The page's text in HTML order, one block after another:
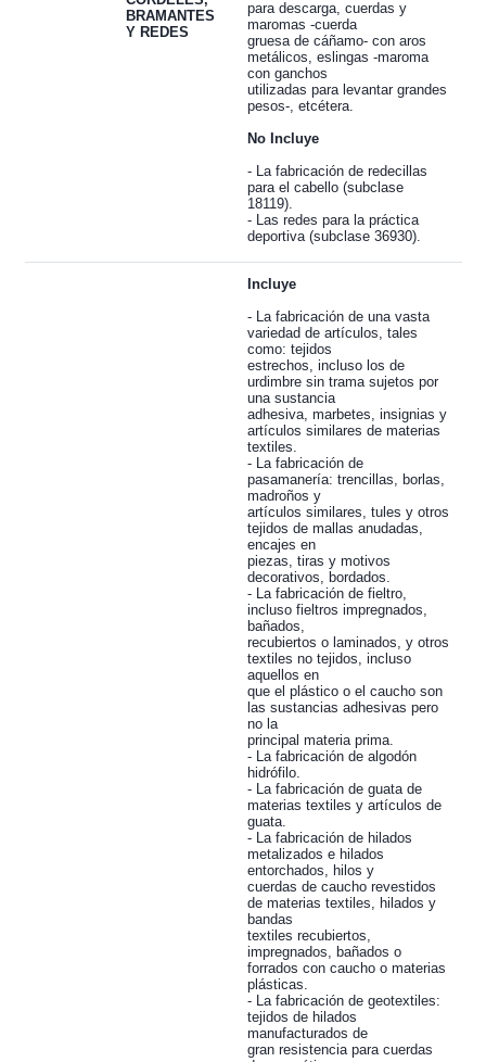
BRAMANTES
Y REDES
para descarga, cuerdas y
maromas -cuerda
gruesa de cáñamo- con aros
metálicos, eslingas -maroma
con ganchos
utilizadas para levantar grandes
pesos-, etcétera.
No Incluye
- La fabricación de redecillas
para el cabello (subclase
18119).
- Las redes para la práctica
deportiva (subclase 36930).
Incluye
- La fabricación de una vasta
variedad de artículos, tales
como: tejidos
estrechos, incluso los de
urdimbre sin trama sujetos por
una sustancia
adhesiva, marbetes, insignias y
artículos similares de materias
textiles.
- La fabricación de
pasamanería: trencillas, borlas,
madroños y
artículos similares, tules y otros
tejidos de mallas anudadas,
encajes en
piezas, tiras y motivos
decorativos, bordados.
- La fabricación de fieltro,
incluso fieltros impregnados,
bañados,
recubiertos o laminados, y otros
textiles no tejidos, incluso
aquellos en
que el plástico o el caucho son
las sustancias adhesivas pero
no la
principal materia prima.
- La fabricación de algodón
hidrófilo.
- La fabricación de guata de
materias textiles y artículos de
guata.
- La fabricación de hilados
metalizados e hilados
entorchados, hilos y
cuerdas de caucho revestidos
de materias textiles, hilados y
bandas
textiles recubiertos,
impregnados, bañados o
forrados con caucho o materias
plásticas.
- La fabricación de geotextiles:
tejidos de hilados
manufacturados de
gran resistencia para cuerdas